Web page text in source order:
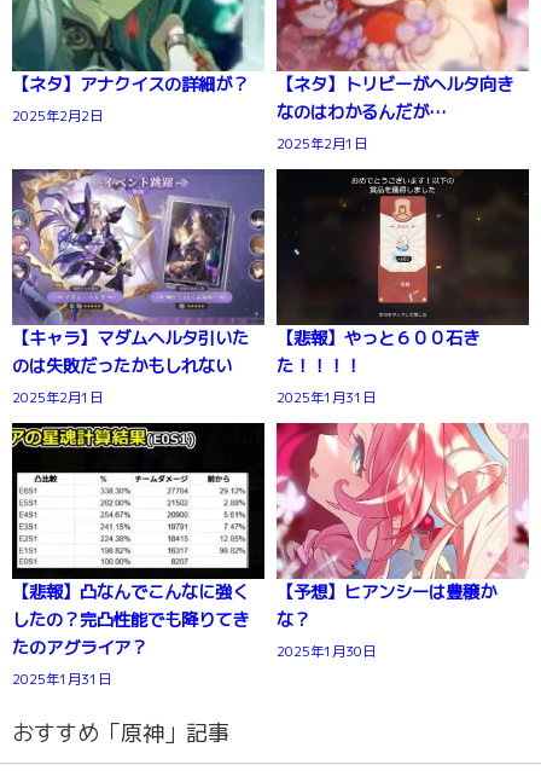
【ネタ】アナクイスの詳細が？
2025年2月2日
【ネタ】トリビーがヘルタ向き
なのはわかるんだが…
2025年2月1日
【キャラ】マダムヘルタ引いた
のは失敗だったかもしれない
2025年2月1日
【悲報】やっと６００石き
た！！！！
2025年1月31日
【悲報】凸なんでこんなに強く
したの？完凸性能でも降りてき
たのアグライア？
2025年1月31日
【予想】ヒアンシーは豊穣か
な？
2025年1月30日
おすすめ「原神」記事